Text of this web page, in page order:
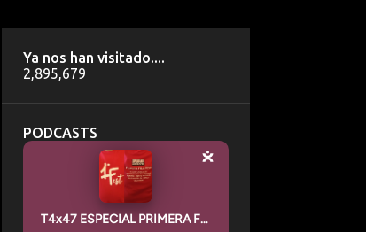
Ya nos han visitado....
2,895,679
PODCASTS